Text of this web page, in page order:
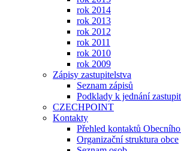
rok 2014
rok 2013
rok 2012
rok 2011
rok 2010
rok 2009
Zápisy zastupitelstva
Seznam zápisů
Podklady k jednání
CZECHPOINT
Kontakty
Přehled kontaktů
Organizační struktura obce